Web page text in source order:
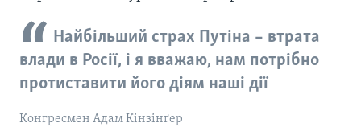
Найбільший страх Путіна – втрата
влади в Росії, і я вважаю, нам потрібно
протиставити його діям наші дії
Конгресмен Адам Кінзінґер